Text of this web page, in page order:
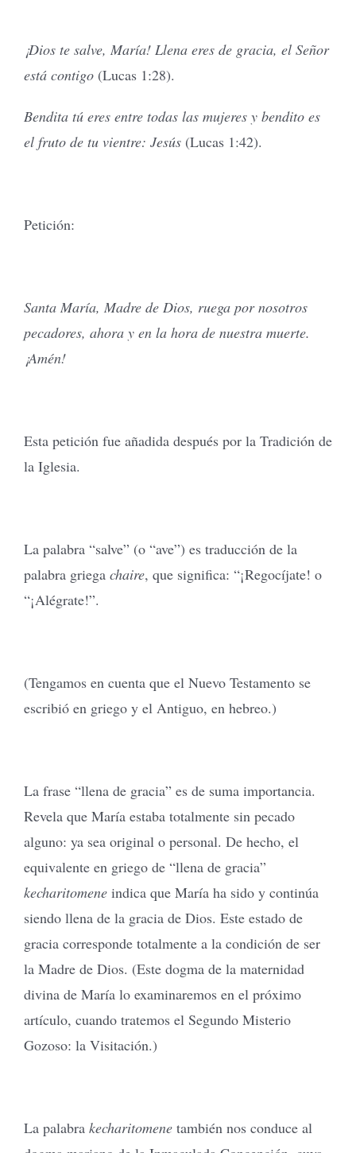
¡Dios te salve, María! Llena eres de gracia, el Señor
está contigo (Lucas 1:28).
Bendita tú eres entre todas las mujeres y bendito es
el fruto de tu vientre: Jesús (Lucas 1:42).
Petición:
Santa María, Madre de Dios, ruega por nosotros
pecadores, ahora y en la hora de nuestra muerte.
¡Amén!
Esta petición fue añadida después por la Tradición de
la Iglesia.
La palabra “salve” (o “ave”) es traducción de la
palabra griega chaire, que significa: “¡Regocíjate! o
“¡Alégrate!”.
(Tengamos en cuenta que el Nuevo Testamento se
escribió en griego y el Antiguo, en hebreo.)
La frase “llena de gracia” es de suma importancia.
Revela que María estaba totalmente sin pecado
alguno: ya sea original o personal. De hecho, el
equivalente en griego de “llena de gracia”
kecharitomene indica que María ha sido y continúa
siendo llena de la gracia de Dios. Este estado de
gracia corresponde totalmente a la condición de ser
la Madre de Dios. (Este dogma de la maternidad
divina de María lo examinaremos en el próximo
artículo, cuando tratemos el Segundo Misterio
Gozoso: la Visitación.)
La palabra kecharitomene también nos conduce al